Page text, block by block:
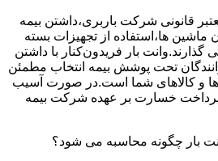
قانونی شرکت باربری،داشتن بیمه
ماشین ها،استفاده از تجهیزات بسته
گذارند.وانت بار فریدون‌کنار با داشتن
تحت پوشش بیمه انتخاب مطمئن
و کالاهای شما است.در صورت آسیب
پرداخت خسارت بر عهده شرکت بیمه
بار چگونه محاسبه می شود؟